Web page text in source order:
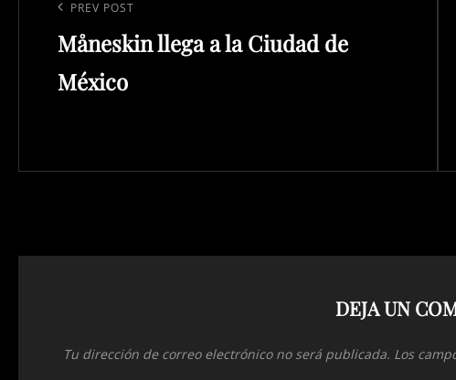
entradas
Previous
Post
PREV POST
Måneskin llega a la Ciudad de
México
DEJA UN
Tu dirección de correo electrónico no será publicada. Los